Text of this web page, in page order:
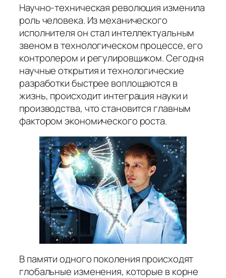
Научно-техническая революция изменила
роль человека. Из механического
исполнителя он стал интеллектуальным
звеном в технологическом процессе, его
контролером и регулировщиком. Сегодня
научные открытия и технологические
разработки быстрее воплощаются в
жизнь, происходит интеграция науки и
производства, что становится главным
фактором экономического роста.
В памяти одного поколения происходят
глобальные изменения, которые в корне